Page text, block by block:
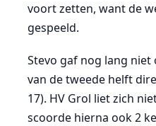
voort zetten, want de
gespeeld.
Stevo gaf nog lang
van de tweede helft
17). HV Grol liet zich
scoorde hierna ook 2